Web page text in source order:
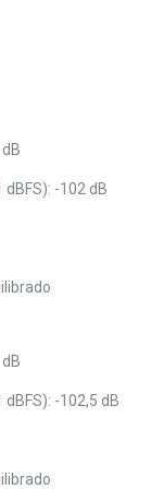
-102 dB
-102,5 dB